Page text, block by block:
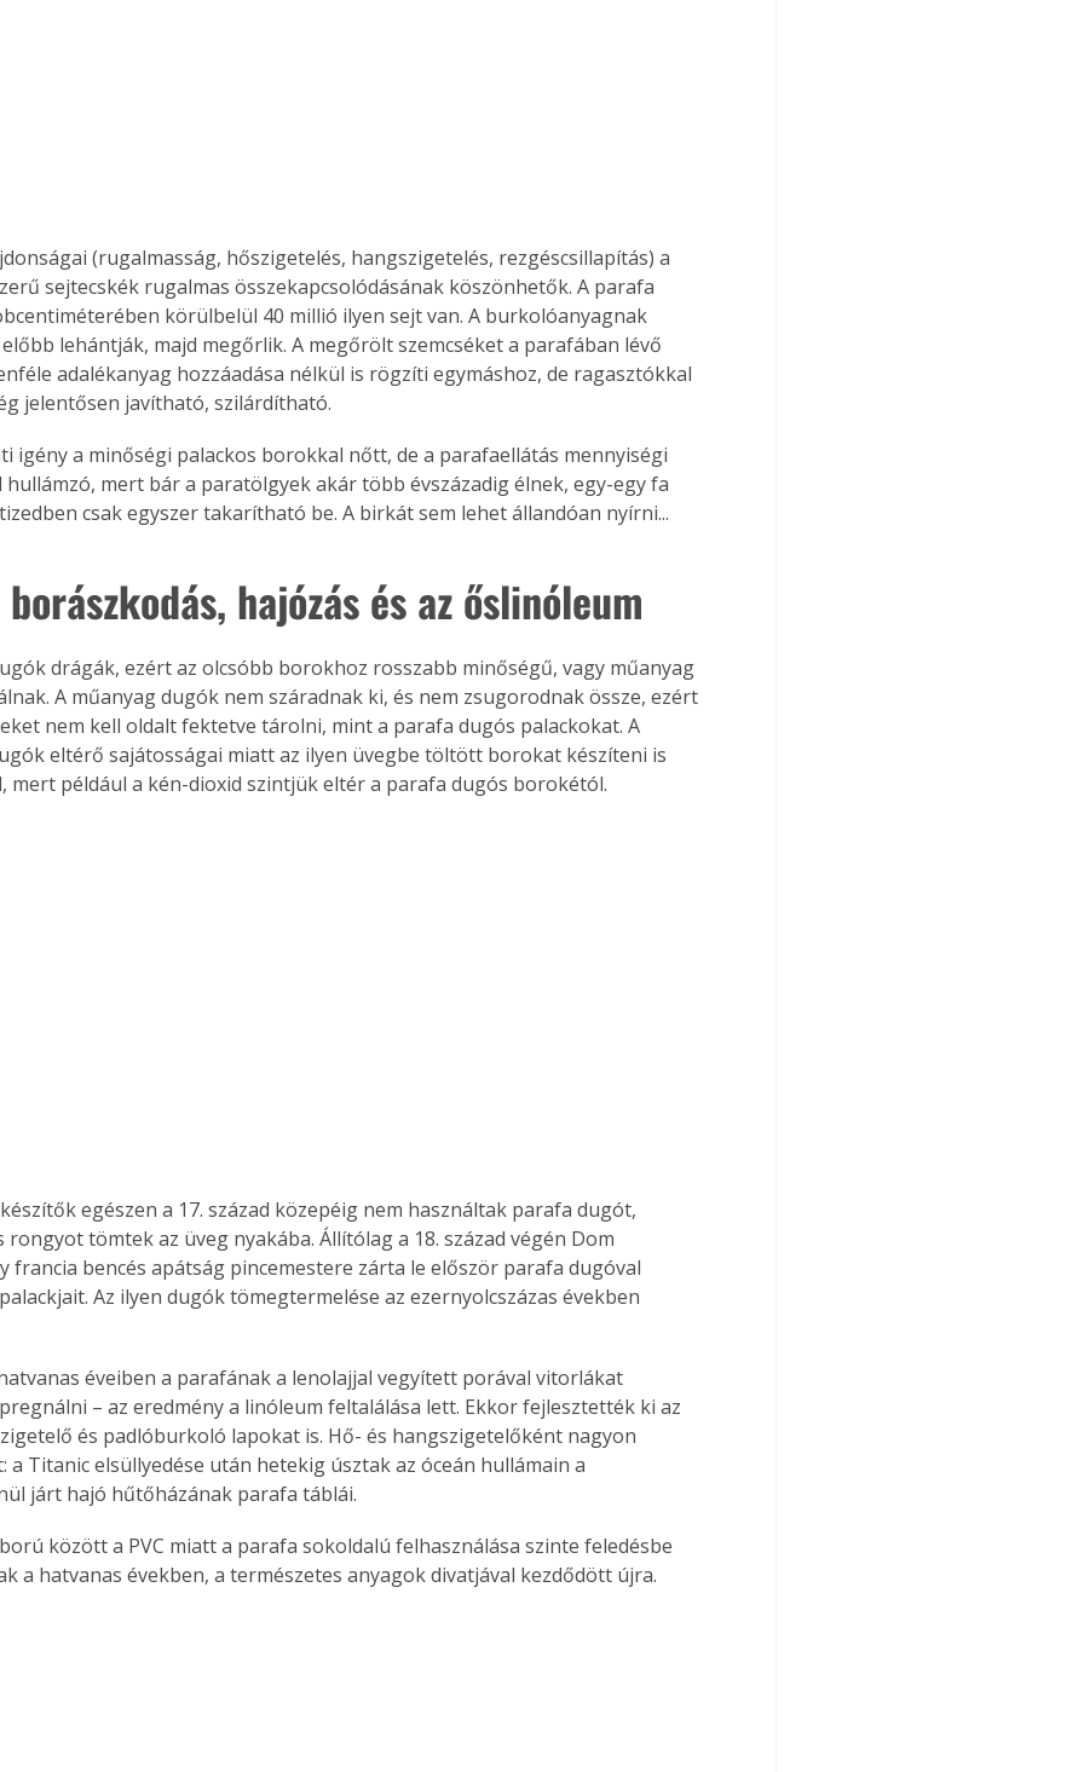
új,
egyedi
vagy
is
Bárhol,
élve
az
A
megrendelhetők!
(rugalmasság, hőszigetelés, hangszigetelés, rezgéscsillapítás) a
sejtecskék rugalmas összekapcsolódásának köszönhetők. A parafa
körülbelül 40 millió ilyen sejt van. A burkolóanyagnak
lehántják, majd megőrlik. A megőrölt szemcséket a parafában lévő
adalékanyag hozzáadása nélkül is rögzíti egymáshoz, de ragasztókkal
jelentősen javítható, szilárdítható.
igény a minőségi palackos borokkal nőtt, de a parafaellátás mennyiségi
mert bár a paratölgyek akár több évszázadig élnek, egy-egy fa
csak egyszer takarítható be. A birkát sem lehet állandóan nyírni...
hajózás és az őslinóleum
drágák, ezért az olcsóbb borokhoz rosszabb minőségű, vagy műanyag
A műanyag dugók nem száradnak ki, és nem zsugorodnak össze, ezért
nem kell oldalt fektetve tárolni, mint a parafa dugós palackokat. A
eltérő sajátosságai miatt az ilyen üvegbe töltött borokat készíteni is
mert például a kén-dioxid szintjük eltér a parafa dugós borokétól.
egészen a 17. század közepéig nem használtak parafa dugót,
rongyot tömtek az üveg nyakába. Állítólag a 18. század végén Dom
francia bencés apátság pincemestere zárta le először parafa dugóval
Az ilyen dugók tömegtermelése az ezernyolcszázas években
éveiben a parafának a lenolajjal vegyített porával vitorlákat
– az eredmény a linóleum feltalálása lett. Ekkor fejlesztették ki az
és padlóburkoló lapokat is. Hő- és hangszigetelőként nagyon
a Titanic elsüllyedése után hetekig úsztak az óceán hullámain a
járt hajó hűtőházának parafa táblái.
között a PVC miatt a parafa sokoldalú felhasználása szinte feledésbe
a hatvanas években, a természetes anyagok divatjával kezdődött újra.